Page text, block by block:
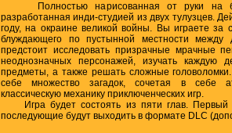
Полностью нарисованная от руки на
разработанная инди-студией из двух тулузцев.
году, на окраине великой войны. Вы играете за
блуждающего по пустынной местности
предстоит исследовать призрачные мрачные
неоднозначных персонажей, изучать каждую
предметы, а также решать сложные
себе множество загадок, сочетая в себе
классическую механику приключенческих игр.
Игра будет состоять из пяти глав. Первый
последующие будут выходить в формате DLC